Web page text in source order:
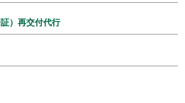
）再交付代行